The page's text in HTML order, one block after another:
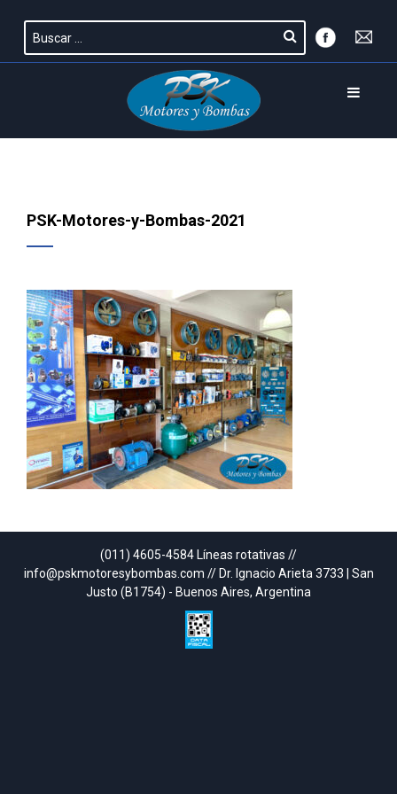
PSK-Motores-y-Bombas-2021
(011) 4605-4584 Líneas rotativas //
info@pskmotoresybombas.com // Dr. Ignacio Arieta 3733 | San
Justo (B1754) - Buenos Aires, Argentina